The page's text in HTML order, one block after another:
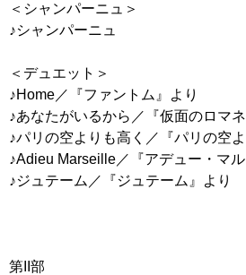
＜シャンパーニュ＞
♪シャンパーニュ
＜デュエット＞
♪Home／『ファントム』より
♪あなたがいるから／『仮面のロマ
♪パリの空よりも高く／『パリの空
♪Adieu Marseille／『アデュー・マ
♪ジュテーム／『ジュテーム』より
第II部